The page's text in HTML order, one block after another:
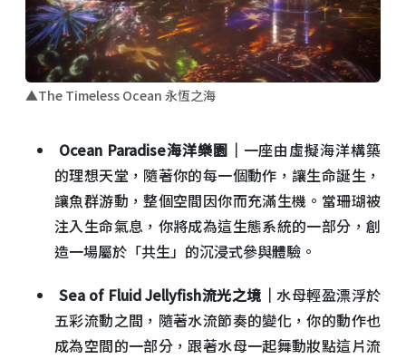
▲The Timeless Ocean 永恆之海
Ocean Paradise海洋樂園｜ 一座由虛擬海洋構築
的理想天堂，隨著你的每一個動作，讓生命誕生，
讓魚群游動，整個空間因你而充滿生機。當珊瑚被
注入生命氣息，你將成為這生態系統的一部分，創
造一場屬於「共生」的沉浸式參與體驗。
Sea of Fluid Jellyfish流光之境｜ 水母輕盈漂浮於
五彩流動之間，隨著水流節奏的變化，你的動作也
成為空間的一部分，跟著水母一起舞動妝點這片流